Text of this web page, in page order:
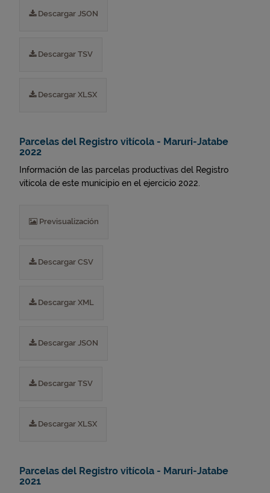
Descargar JSON
Descargar TSV
Descargar XLSX
Parcelas del Registro vitícola - Maruri-Jatabe
2022
Información de las parcelas productivas del Registro
vitícola de este municipio en el ejercicio 2022.
Previsualización
Descargar CSV
Descargar XML
Descargar JSON
Descargar TSV
Descargar XLSX
Parcelas del Registro vitícola - Maruri-Jatabe
2021